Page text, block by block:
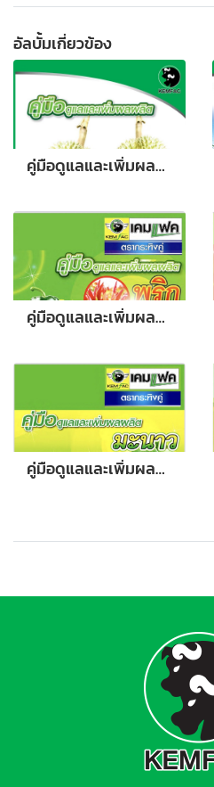
อัลบั้มเกี่ยวข้อง
คู่มือดูแลและเพิ่มผลผลิตทุเรียน
คู่มือดูแลและเพิ่มผลผลิต พริก
คู่มือดูแลและเพิ่มผลผลิต มะนาว